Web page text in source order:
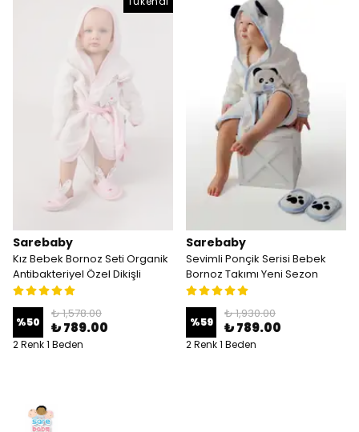
Sarebaby
Kız Bebek Bornoz Seti Organik
Antibakteriyel Özel Dikişli
%50
₺ 1,578.00
₺ 789.00
2 Renk 1 Beden
Sarebaby
Sevimli Ponçik Serisi Bebek
Bornoz Takımı Yeni Sezon
%59
₺ 1,930.00
₺ 789.00
2 Renk 1 Beden